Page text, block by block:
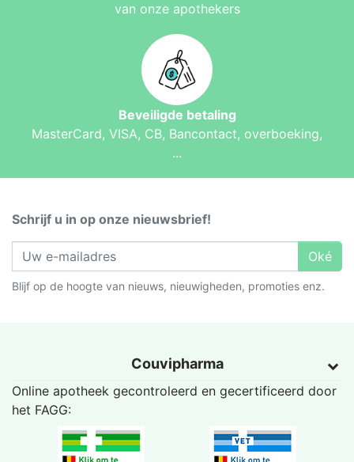
van onze apothekers
Beveiligde betaling
MasterCard, VISA, CB, Bancontact, overboeking,
...
Schrijf u in op onze nieuwsbrief!
Oké
Blijf op de hoogte van nieuws, nieuwigheden, promoties enz.
Couvipharma
Online apotheek gecontroleerd en gecertificeerd door
het FAGG: